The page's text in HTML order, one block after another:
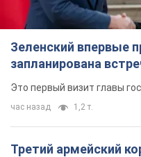
Зеленский впервые
запланирована
Это первый визит главы
час назад 1,2 т.
Третий армейский